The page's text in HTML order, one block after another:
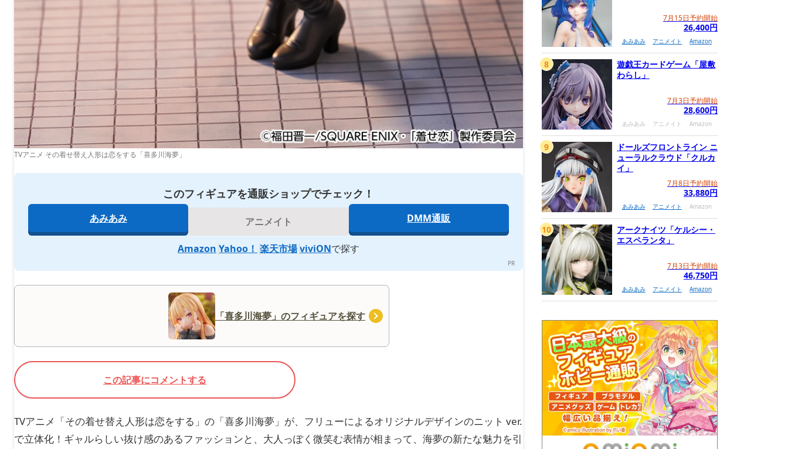
TVアニメ その着せ替え人形は恋をする「喜多川海夢」
このフィギュアを通販ショップでチェック！
あみあみ アニメイト DMM通販
Amazon Yahoo！ 楽天市場 viviONで探す
「喜多川海夢」のフィギュアを探す
この記事にコメントする
TVアニメ「その着せ替え人形は恋をする」の「喜多川海夢」が、フリューによるオリジナルデザインのニット ver.
で立体化！ギャルらしい抜け感のあるファッションと、大人っぽく微笑む表情が相まって、海夢の新たな魅力を引
7月15日予約開始
26,400円
あみあみ アニメイト Amazon
遊戯王カードゲーム「屋敷
わらし」
7月3日予約開始
28,600円
あみあみ アニメイト Amazon
8
ドールズフロントライン ニ
ューラルクラウド「クルカ
イ」
7月8日予約開始
33,880円
あみあみ アニメイト Amazon
9
アークナイツ「ケルシー・
エスペランタ」
7月3日予約開始
46,750円
あみあみ アニメイト Amazon
10